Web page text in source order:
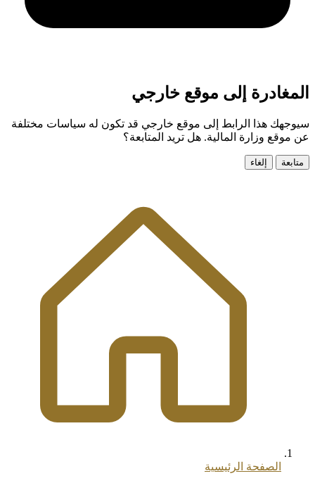
المغادرة إلى موقع خارجي
سيوجهك هذا الرابط إلى موقع خارجي قد تكون له سياسات مختلفة
عن موقع وزارة المالية. هل تريد المتابعة؟
متابعة إلغاء
الصفحة الرئيسية